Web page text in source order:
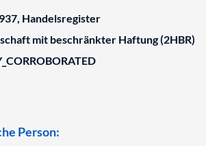
Handelsregister
mit beschränkter Haftung (2HBR)
Person: